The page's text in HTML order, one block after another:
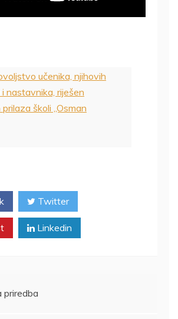
učenika, njihovih
nastavnika, riješen
školi „Osman
Twitter
Linkedin
priredba